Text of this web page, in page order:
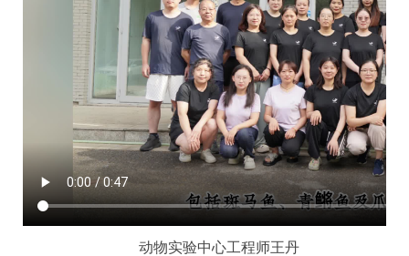
动物实验中心工程师王丹